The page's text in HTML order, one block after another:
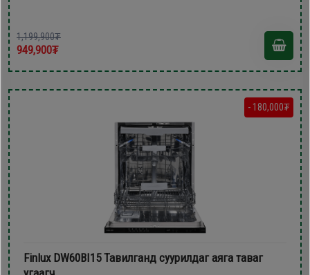
1,199,900₮
949,900₮
- 180,000₮
Finlux DW60BI15 Тавилганд суурилдаг аяга таваг